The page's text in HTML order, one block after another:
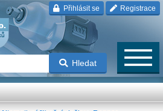
Přihlásit se Registrace
Hledat